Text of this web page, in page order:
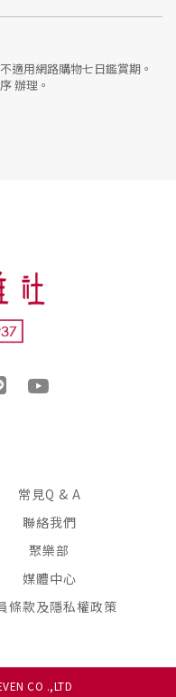
適用網路購物七日鑑賞期 。
辦理。
常見Q & A
聯絡我們
聚樂部
媒體中心
條款及隱私權政策
CO .,LTD